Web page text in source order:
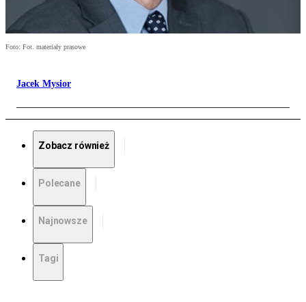
Foto: Fot. materiały prasowe
Jacek Mysior
Zobacz również
Polecane
Najnowsze
Tagi